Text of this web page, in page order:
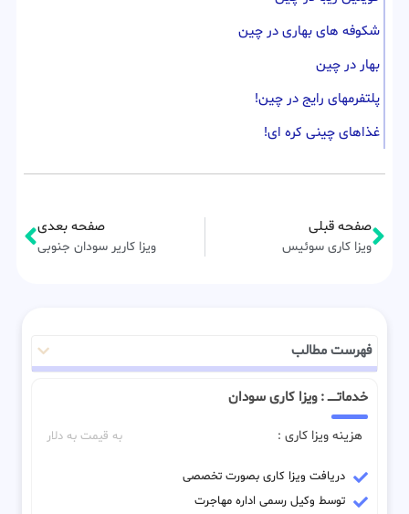
شکوفه های بهاری در چین
بهار در چین
پلتفرمهای رایج در چین!
غذاهای چینی کره ای!
صفحه قبلی
ویزا کاری سوئیس
صفحه بعدی
ویزا کاریر سودان جنوبی
فهرست مطالب
خدماتـــــ : ویزا کاری سودان
هزینه ویزا کاری : به قیمت به دلار
دریافت ویزا کاری بصورت تخصصی
توسط وکیل رسمی اداره مهاجرت